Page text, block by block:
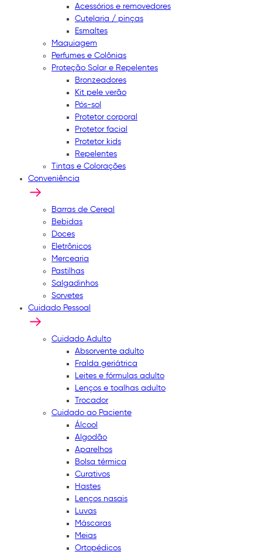
Acessórios e removedores
Cutelaria / pinças
Esmaltes
Maquiagem
Perfumes e Colônias
Proteção Solar e Repelentes
Bronzeadores
Kit pele verão
Pós-sol
Protetor corporal
Protetor facial
Protetor kids
Repelentes
Tintas e Colorações
Conveniência
Barras de Cereal
Bebidas
Doces
Eletrônicos
Mercearia
Pastilhas
Salgadinhos
Sorvetes
Cuidado Pessoal
Cuidado Adulto
Absorvente adulto
Fralda geriátrica
Leites e fórmulas adulto
Lenços e toalhas adulto
Trocador
Cuidado ao Paciente
Álcool
Algodão
Aparelhos
Bolsa térmica
Curativos
Hastes
Lenços nasais
Luvas
Máscaras
Meias
Ortopédicos